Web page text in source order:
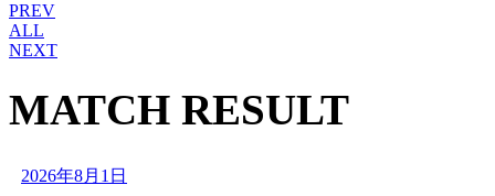
PREV
ALL
NEXT
MATCH RESULT
2026年8月1日